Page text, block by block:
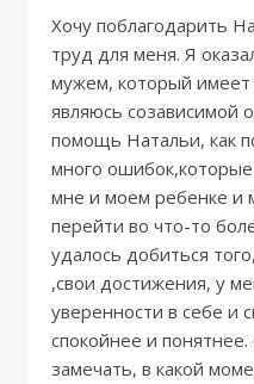
Хочу поблагодарить
труд для меня. Я
мужем, который имеет
являюсь созависимой
помощь Натальи, как
много
мне и моем ребенке и
перейти во что-то
удалось добиться
,свои достижения, у
уверенности в себе и
спокойнее и
замечать, в какой